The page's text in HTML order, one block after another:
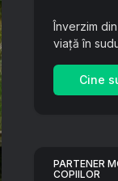
Înverzim
viață în
Cine
PARTENER
COPIILOR